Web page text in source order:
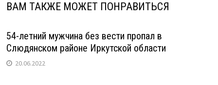
ВАМ ТАКЖЕ МОЖЕТ ПОНРАВИТЬСЯ
54-летний мужчина без вести пропал в
Слюдянском районе Иркутской области
20.06.2022